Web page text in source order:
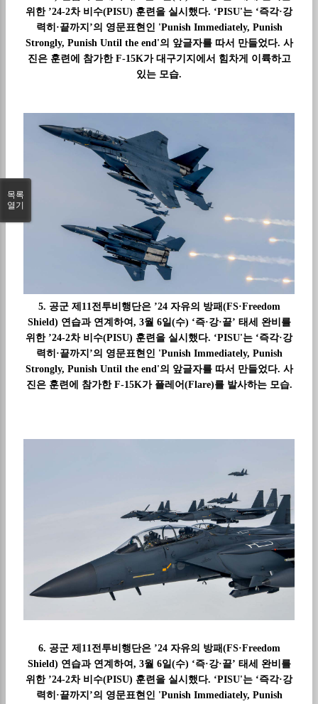
위한 ’24-2차 비수(PISU) 훈련을 실시했다. ‘PISU'는 ‘즉각·강
력히·끝까지’의 영문표현인 'Punish Immediately, Punish
Strongly, Punish Until the end'의 앞글자를 따서 만들었다. 사
진은 훈련에 참가한 F-15K가 대구기지에서 힘차게 이륙하고
있는 모습.
5. 공군 제11전투비행단은 ’24 자유의 방패(FS·Freedom
Shield) 연습과 연계하여, 3월 6일(수) ‘즉·강·끝’ 태세 완비를
위한 ’24-2차 비수(PISU) 훈련을 실시했다. ‘PISU'는 ‘즉각·강
력히·끝까지’의 영문표현인 'Punish Immediately, Punish
Strongly, Punish Until the end'의 앞글자를 따서 만들었다. 사
진은 훈련에 참가한 F-15K가 플레어(Flare)를 발사하는 모습.
6. 공군 제11전투비행단은 ’24 자유의 방패(FS·Freedom
Shield) 연습과 연계하여, 3월 6일(수) ‘즉·강·끝’ 태세 완비를
위한 ’24-2차 비수(PISU) 훈련을 실시했다. ‘PISU'는 ‘즉각·강
력히·끝까지’의 영문표현인 'Punish Immediately, Punish
목록
열기